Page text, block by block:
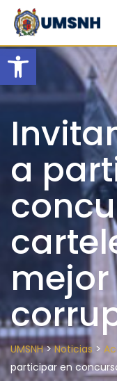
Open
Skip
content
a
mejor
UMSNH>Noticias >
participar en